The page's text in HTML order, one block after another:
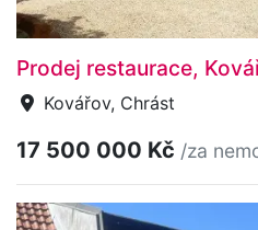
Prodej restaurace,
Kovářov, Chrást
17 500 000 Kč /za